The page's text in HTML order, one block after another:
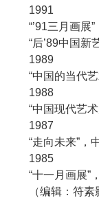
1991
“’91三月画展”
“后’89中国新艺
1989
“中国的当代艺
1988
“中国现代艺术
1987
“走向未来”，
1985
“十一月画展”
（编辑：符素